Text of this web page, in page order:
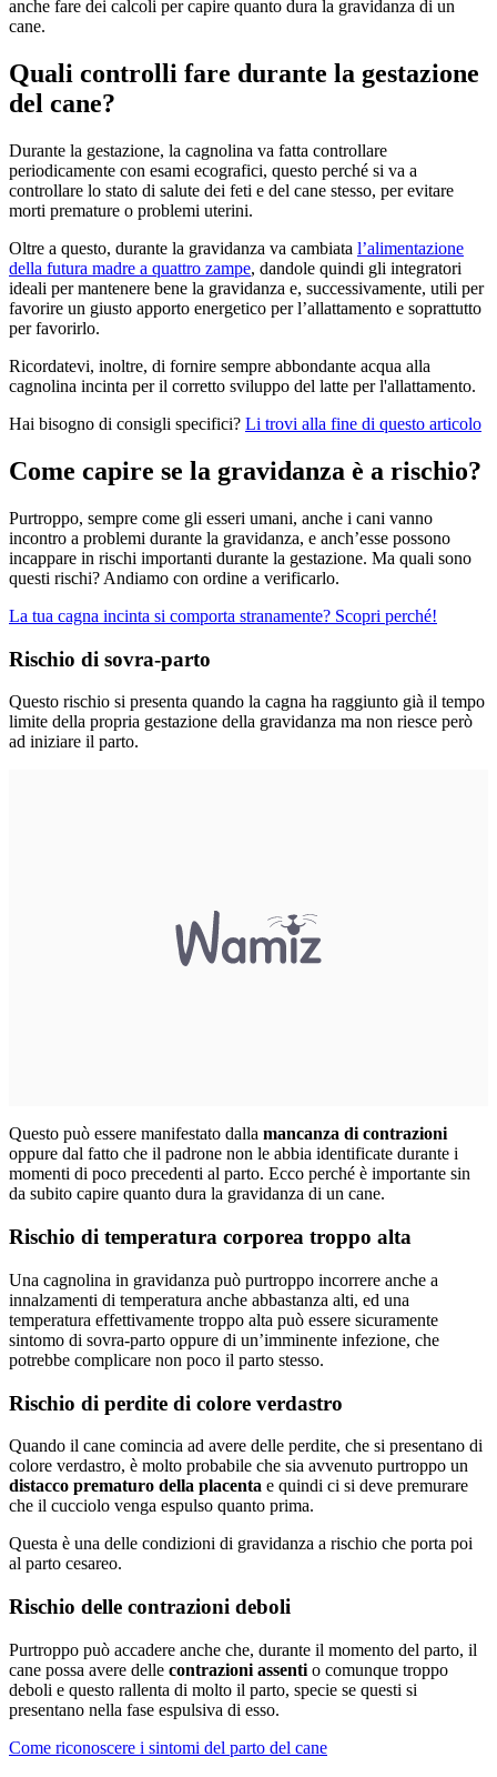
anche fare dei calcoli per capire quanto dura la gravidanza di un
cane.
Quali controlli fare durante la gestazione
del cane?
Durante la gestazione, la cagnolina va fatta controllare
periodicamente con esami ecografici, questo perché si va a
controllare lo stato di salute dei feti e del cane stesso, per evitare
morti premature o problemi uterini.
Oltre a questo, durante la gravidanza va cambiata l’alimentazione
della futura madre a quattro zampe, dandole quindi gli integratori
ideali per mantenere bene la gravidanza e, successivamente, utili per
favorire un giusto apporto energetico per l’allattamento e soprattutto
per favorirlo.
Ricordatevi, inoltre, di fornire sempre abbondante acqua alla
cagnolina incinta per il corretto sviluppo del latte per l'allattamento.
Hai bisogno di consigli specifici? Li trovi alla fine di questo articolo
Come capire se la gravidanza è a rischio?
Purtroppo, sempre come gli esseri umani, anche i cani vanno
incontro a problemi durante la gravidanza, e anch’esse possono
incappare in rischi importanti durante la gestazione. Ma quali sono
questi rischi? Andiamo con ordine a verificarlo.
La tua cagna incinta si comporta stranamente? Scopri perché!
Rischio di sovra-parto
Questo rischio si presenta quando la cagna ha raggiunto già il tempo
limite della propria gestazione della gravidanza ma non riesce però
ad iniziare il parto.
Questo può essere manifestato dalla mancanza di contrazioni
oppure dal fatto che il padrone non le abbia identificate durante i
momenti di poco precedenti al parto. Ecco perché è importante sin
da subito capire quanto dura la gravidanza di un cane.
Rischio di temperatura corporea troppo alta
Una cagnolina in gravidanza può purtroppo incorrere anche a
innalzamenti di temperatura anche abbastanza alti, ed una
temperatura effettivamente troppo alta può essere sicuramente
sintomo di sovra-parto oppure di un’imminente infezione, che
potrebbe complicare non poco il parto stesso.
Rischio di perdite di colore verdastro
Quando il cane comincia ad avere delle perdite, che si presentano di
colore verdastro, è molto probabile che sia avvenuto purtroppo un
distacco prematuro della placenta e quindi ci si deve premurare
che il cucciolo venga espulso quanto prima.
Questa è una delle condizioni di gravidanza a rischio che porta poi
al parto cesareo.
Rischio delle contrazioni deboli
Purtroppo può accadere anche che, durante il momento del parto, il
cane possa avere delle contrazioni assenti o comunque troppo
deboli e questo rallenta di molto il parto, specie se questi si
presentano nella fase espulsiva di esso.
Come riconoscere i sintomi del parto del cane